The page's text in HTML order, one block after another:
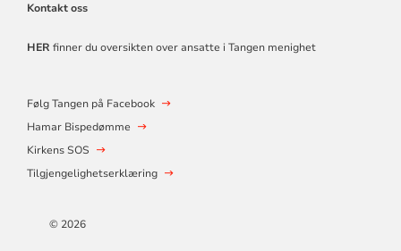
Kontakt oss
HER finner du oversikten over ansatte i Tangen menighet
Følg Tangen på Facebook
Hamar Bispedømme
Kirkens SOS
Tilgjengelighetserklæring
© 2026